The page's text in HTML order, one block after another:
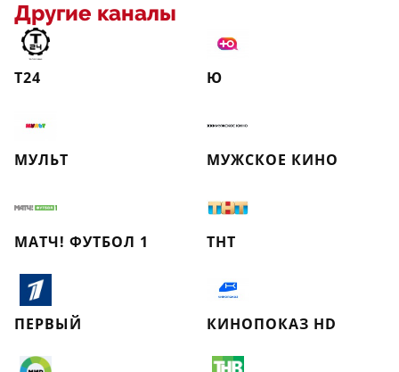
Другие каналы
Т24 Ю
МУЛЬТ МУЖСКОЕ КИНО
МАТЧ! ФУТБОЛ 1 ТНТ
ПЕРВЫЙ КИНОПОКАЗ HD